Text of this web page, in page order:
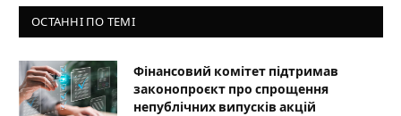
ОСТАННІ ПО ТЕМІ
Фінансовий комітет підтримав
законопроєкт про спрощення
непублічних випусків акцій